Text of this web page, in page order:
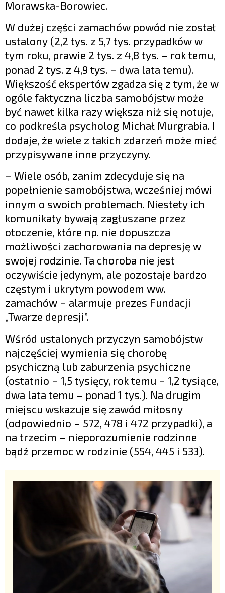
Morawska-Borowiec.
W dużej części zamachów powód nie został
ustalony (2,2 tys. z 5,7 tys. przypadków w
tym roku, prawie 2 tys. z 4,8 tys. – rok temu,
ponad 2 tys. z 4,9 tys. – dwa lata temu).
Większość ekspertów zgadza się z tym, że w
ogóle faktyczna liczba samobójstw może
być nawet kilka razy większa niż się notuje,
co podkreśla psycholog Michał Murgrabia. I
dodaje, że wiele z takich zdarzeń może mieć
przypisywane inne przyczyny.
– Wiele osób, zanim zdecyduje się na
popełnienie samobójstwa, wcześniej mówi
innym o swoich problemach. Niestety ich
komunikaty bywają zagłuszane przez
otoczenie, które np. nie dopuszcza
możliwości zachorowania na depresję w
swojej rodzinie. Ta choroba nie jest
oczywiście jedynym, ale pozostaje bardzo
częstym i ukrytym powodem ww.
zamachów – alarmuje prezes Fundacji
„Twarze depresji”.
Wśród ustalonych przyczyn samobójstw
najczęściej wymienia się chorobę
psychiczną lub zaburzenia psychiczne
(ostatnio – 1,5 tysięcy, rok temu – 1,2 tysiące,
dwa lata temu – ponad 1 tys.). Na drugim
miejscu wskazuje się zawód miłosny
(odpowiednio – 572, 478 i 472 przypadki), a
na trzecim – nieporozumienie rodzinne
bądź przemoc w rodzinie (554, 445 i 533).